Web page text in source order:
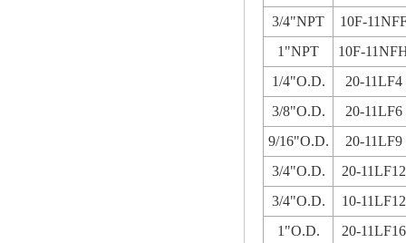
3/4"NPT
10F-
1"NPT
10F-
1/4"O.D.
20-11LF4
3/8"O.D.
20-11LF6
9/16"O.D.
20-11LF9
3/4"O.D.
20-11LF12
3/4"O.D.
10-11LF12
1"O.D.
20-11LF16